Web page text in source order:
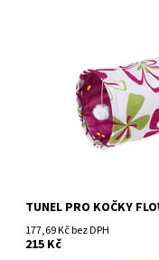
TUNEL PRO KOČKY
177,69 Kč bez DPH
215 Kč